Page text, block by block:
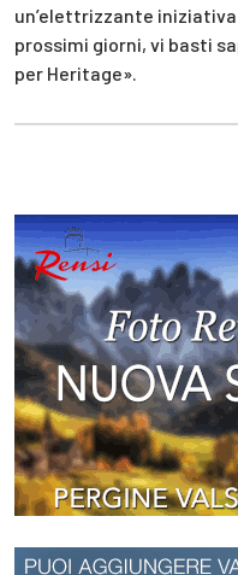
un’elettrizzante
prossimi giorni, vi basti
per Heritage».